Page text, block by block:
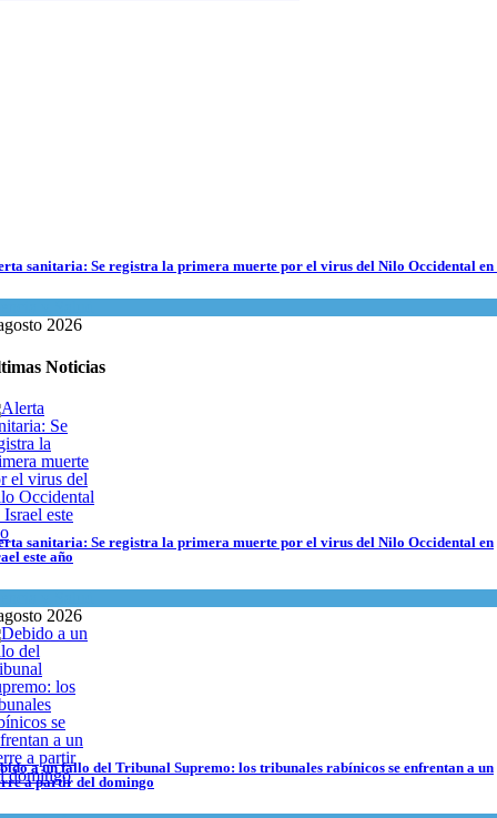
sanitaria: Se registra la primera muerte por el virus del Nilo Occidental en
2026
a un fallo del Tribunal Supremo: los tribunales rabínicos se enfrentan a
del día
2026
Noticias
sanitaria: Se registra la primera muerte por el virus del Nilo Occidental en
este año
2026
a un fallo del Tribunal Supremo: los tribunales rabínicos se enfrentan a un
a partir del domingo